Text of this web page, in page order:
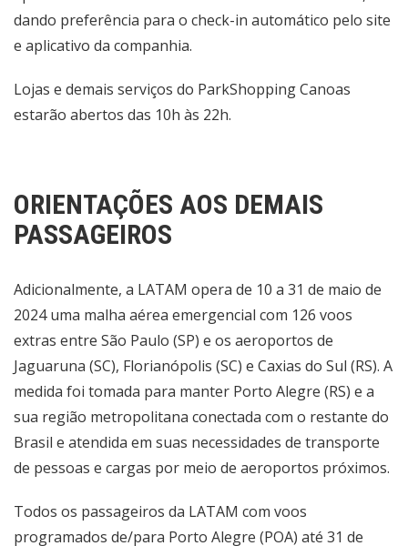
dando preferência para o check-in automático pelo site
e aplicativo da companhia.
Lojas e demais serviços do ParkShopping Canoas
estarão abertos das 10h às 22h.
ORIENTAÇÕES AOS DEMAIS
PASSAGEIROS
Adicionalmente, a LATAM opera de 10 a 31 de maio de
2024 uma malha aérea emergencial com 126 voos
extras entre São Paulo (SP) e os aeroportos de
Jaguaruna (SC), Florianópolis (SC) e Caxias do Sul (RS). A
medida foi tomada para manter Porto Alegre (RS) e a
sua região metropolitana conectada com o restante do
Brasil e atendida em suas necessidades de transporte
de pessoas e cargas por meio de aeroportos próximos.
Todos os passageiros da LATAM com voos
programados de/para Porto Alegre (POA) até 31 de